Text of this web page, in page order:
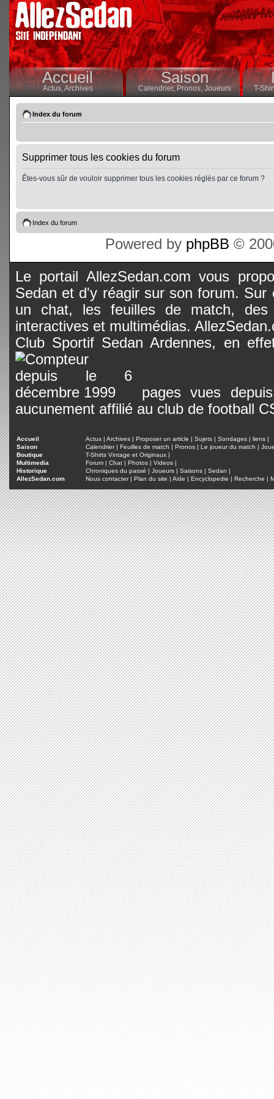
Accueil
Actus,Archives
Saison
Calendrier,Pronos, Joueurs T-
Index du forum
Supprimer tous les cookies du forum
Êtes-vous sûr de vouloir supprimer tous les cookies réglés par ce forum ?
Index du forum
Powered by phpBB ©
Le portail AllezSedan.com vous
Sedan et d'y réagir sur son forum.
un chat, les feuilles de match, des
interactives et multimédias.
Club Sportif Sedan Ardennes, en
pages vues
aucunement affilié au club de football
Accueil Actus | Archives | Proposer un article | Sujets | Sondages | liens |
Saison
Calendrier| Feuilles de match | Pronos | Le joueur du match |
Boutique
T-Shirts Vintage et Originaux |
Multimedia
Forum | Chat | Photos | Videos |
Historique
Chroniques du passé | Joueurs | Saisons | Sedan |
AllezSedan.com
Nous contacter| Plan du site | Aide | Encyclopedie | Recherche |